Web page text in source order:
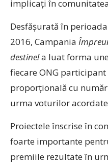
implicați în
Desfășurată în
2016, Campania
destine!a luat forma
fiecare ONG
proporțională cu
urma voturilor
Proiectele înscrise în
foarte importante
premiile rezultate în